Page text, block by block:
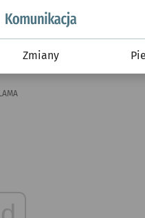
wroclaw.pl podserwis:
Zmiany